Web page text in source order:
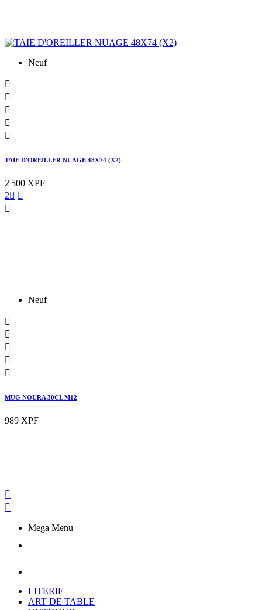
Neuf





TAIE D'OREILLER NUAGE 48X74 (X2)
2 500 XPF
2 

Neuf





MUG NOURA 30CL M12
989 XPF


Mega Menu
LITERIE
ART DE TABLE